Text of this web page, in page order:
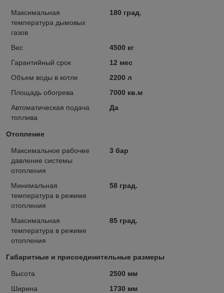
Максимальная
температура дымовых
газов
180 град.
Вес
4500 кг
Гарантийный срок
12 мес
Объем воды в котле
2200 л
Площадь обогрева
7000 кв.м
Автоматическая подача
топлива
Да
Отопление
Максимальное рабочее
давление системы
отопления
3 бар
Минимальная
температура в режиме
отопления
58 град.
Максимальная
температура в режиме
отопления
85 град.
Габаритные и присоединительные размеры
Высота
2500 мм
Ширина
1730 мм